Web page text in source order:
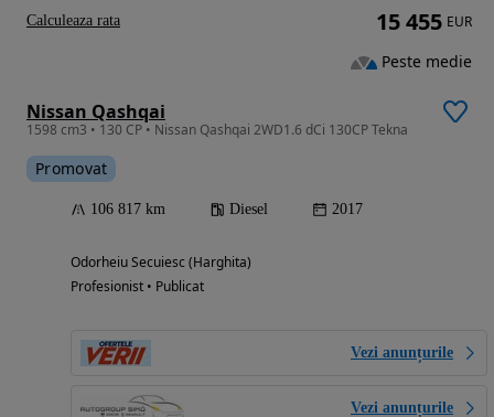
Nissan Qashqai
1598 cm3 • 130 CP • Nissan Qashqai 2WD1.6 dCi 130CP Tekna
Promovat
106 817 km Diesel 2017
Odorheiu Secuiesc (Harghita)
Profesionist • Publicat
Vezi anunțurile
Vezi anunțurile
15 455 EUR
Peste medie
Calculeaza rata